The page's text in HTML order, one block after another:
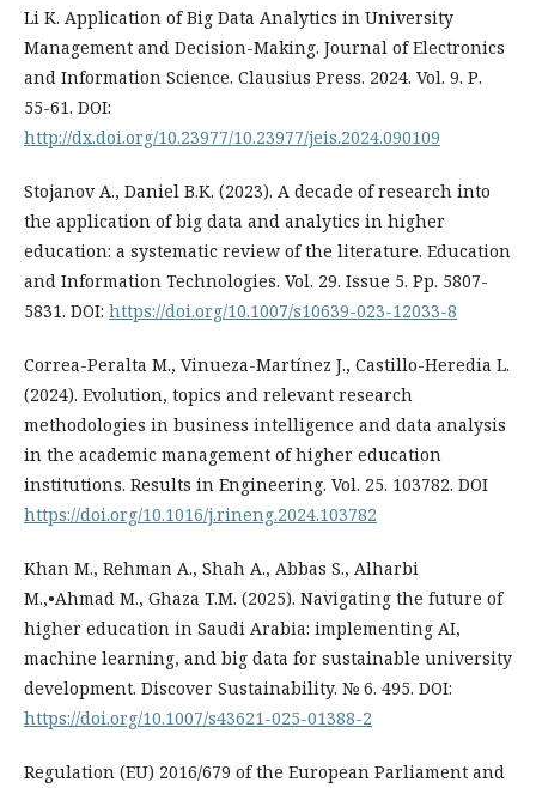
Li K. Application of Big Data Analytics in University
Management and Decision-Making. Journal of Electronics
and Information Science. Clausius Press. 2024. Vol. 9. Р.
55-61. DOI:
http://dx.doi.org/10.23977/10.23977/jeis.2024.090109
Stojanov A., Daniel B.K. (2023). A decade of research into
the application of big data and analytics in higher
education: a systematic review of the literature. Education
and Information Technologies. Vol. 29. Issue 5. Pp. 5807-
5831. DOI: https://doi.org/10.1007/s10639-023-12033-8
Correa-Peralta M., Vinueza-Martínez J., Castillo-Heredia L.
(2024). Evolution, topics and relevant research
methodologies in business intelligence and data analysis
in the academic management of higher education
institutions. Results in Engineering. Vol. 25. 103782. DOI
https://doi.org/10.1016/j.rineng.2024.103782
Khan M., Rehman A., Shah A., Abbas S., Alharbi
M.,•Ahmad M., Ghaza T.M. (2025). Navigating the future of
higher education in Saudi Arabia: implementing AI,
machine learning, and big data for sustainable university
development. Discover Sustainability. № 6. 495. DOI:
https://doi.org/10.1007/s43621-025-01388-2
Regulation (EU) 2016/679 of the European Parliament and